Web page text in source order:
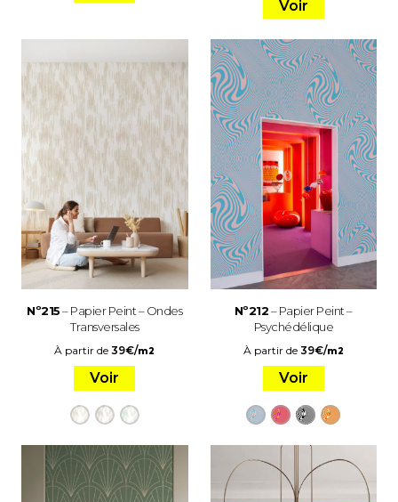
Voir
Nº215– Papier Peint – Ondes
Transversales
À partir de39€/m2
Voir
Nº212– Papier Peint –
Psychédélique
À partir de 39€/m2
Voir